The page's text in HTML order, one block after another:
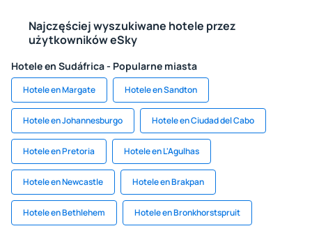
Najczęściej wyszukiwane hotele przez
użytkowników eSky
Hotele en Sudáfrica - Popularne miasta
Hotele en Margate Hotele en Sandton
Hotele en Johannesburgo Hotele en Ciudad del Cabo
Hotele en Pretoria Hotele en L'Agulhas
Hotele en Newcastle Hotele en Brakpan
Hotele en Bethlehem Hotele en Bronkhorstspruit